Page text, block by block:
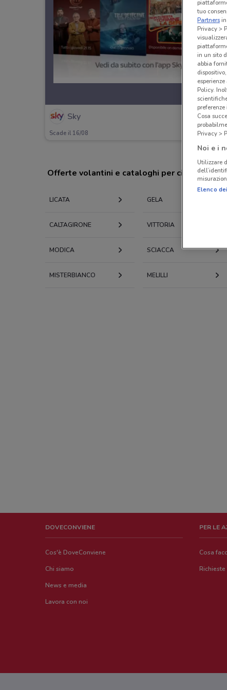
Sky
Scade il 16/08
Offerte volantini e cataloghi per città nelle
LICATA GELA
CALTAGIRONE VITTORIA
MODICA SCIACCA
MISTERBIANCO MELILLI
DOVECONVIENE
Cos'è DoveConviene
Chi siamo
News e media
Lavora con noi
PER LE
Cosa
tuo
Partners
Privacy >
in un sito
abbia
Policy.
Cosa
Privacy >
Noi e i
Utilizzare
Elenco